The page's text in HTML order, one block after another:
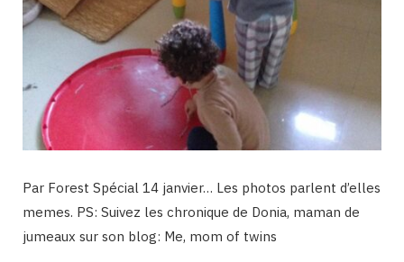
Par Forest Spécial 14 janvier… Les photos parlent d’elles
memes. PS: Suivez les chronique de Donia, maman de
jumeaux sur son blog: Me, mom of twins